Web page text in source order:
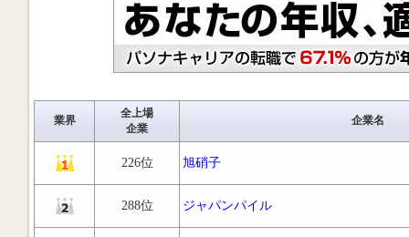
業界
全上場
企業
企業名
226位 旭硝子
288位 ジャパンパイル